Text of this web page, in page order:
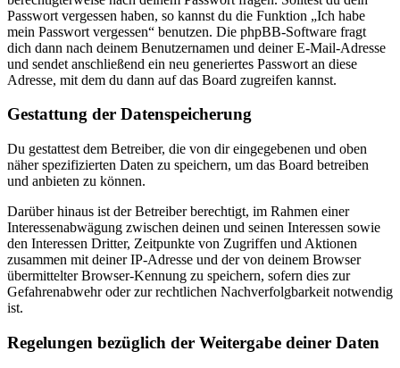
Passwort vergessen haben, so kannst du die Funktion „Ich habe
mein Passwort vergessen“ benutzen. Die phpBB-Software fragt
dich dann nach deinem Benutzernamen und deiner E-Mail-Adresse
und sendet anschließend ein neu generiertes Passwort an diese
Adresse, mit dem du dann auf das Board zugreifen kannst.
Gestattung der Datenspeicherung
Du gestattest dem Betreiber, die von dir eingegebenen und oben
näher spezifizierten Daten zu speichern, um das Board betreiben
und anbieten zu können.
Darüber hinaus ist der Betreiber berechtigt, im Rahmen einer
Interessenabwägung zwischen deinen und seinen Interessen sowie
den Interessen Dritter, Zeitpunkte von Zugriffen und Aktionen
zusammen mit deiner IP-Adresse und der von deinem Browser
übermittelter Browser-Kennung zu speichern, sofern dies zur
Gefahrenabwehr oder zur rechtlichen Nachverfolgbarkeit notwendig
ist.
Regelungen bezüglich der Weitergabe deiner Daten